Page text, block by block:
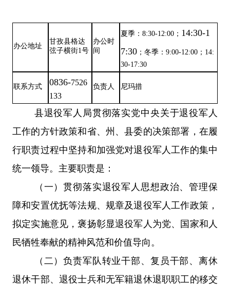
办公地址
甘孜县格达
弦子横街1号
办公时
间
夏季：8:30-12:00； 14:30-1
7:30 ；冬季：9:00-12:00；14:
30-17:30
联系方式 0836-7526
133
负责人 尼玛措
县退役军人局贯彻落实党中央关于退役军人
工作的方针政策和省、州、县委的决策部署，在履
行职责过程中坚持和加强党对退役军人工作的集中
统一领导。主要职责是：
（一）贯彻落实退役军 人思想政治、管理保
障和安置优抚等法规、规章及退役军人工作政策，
拟定实施意见，褒扬彰显退役军人为党、国家和人
民牺牲奉献的精神风范和价值导向。
（二）负责军队转业干部、复员干部、离休
退休干部、退役士兵和无军籍退休退职职工的移交